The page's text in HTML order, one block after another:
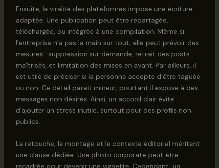
Ensuite, la viralité des plateformes impose une écriture
adaptée. Une publication peut être repartagée,
téléchargée, ou intégrée à une compilation. Même si
l’entreprise n’a pas la main sur tout, elle peut prévoir des
mesures : suppression sur demande, retrait des posts
maîtrisés, et limitation des mises en avant. Par ailleurs, il
est utile de préciser si la personne accepte d’être taguée
ou non. Ce détail paraît mineur, pourtant il expose à des
messages non désirés. Ainsi, un accord clair évite
d’ajouter un stress inutile, surtout pour des profils non
publics.
La retouche, le montage et le contexte éditorial méritent
une clause dédiée. Une photo corporate peut être